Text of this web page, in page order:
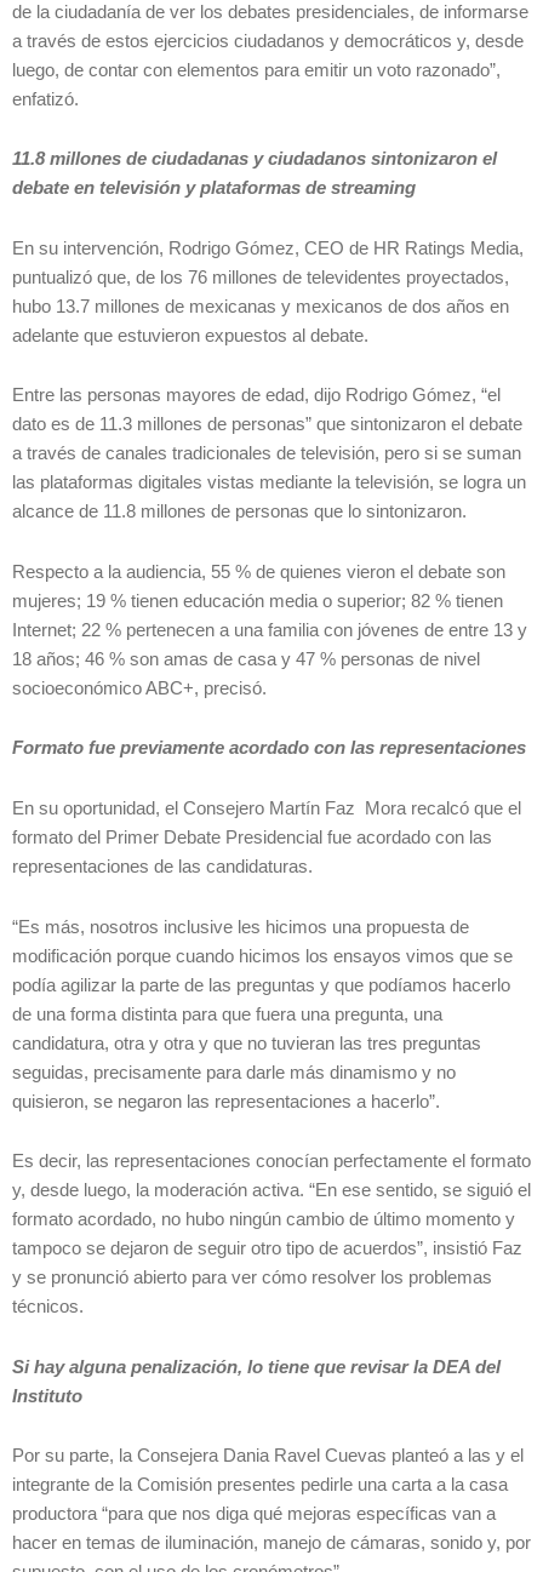
de la ciudadanía de ver los debates presidenciales, de informarse
a través de estos ejercicios ciudadanos y democráticos y, desde
luego, de contar con elementos para emitir un voto razonado”,
enfatizó.
11.8 millones de ciudadanas y ciudadanos sintonizaron el
debate en televisión y plataformas de streaming
En su intervención, Rodrigo Gómez, CEO de HR Ratings Media,
puntualizó que, de los 76 millones de televidentes proyectados,
hubo 13.7 millones de mexicanas y mexicanos de dos años en
adelante que estuvieron expuestos al debate.
Entre las personas mayores de edad, dijo Rodrigo Gómez, “el
dato es de 11.3 millones de personas” que sintonizaron el debate
a través de canales tradicionales de televisión, pero si se suman
las plataformas digitales vistas mediante la televisión, se logra un
alcance de 11.8 millones de personas que lo sintonizaron.
Respecto a la audiencia, 55 % de quienes vieron el debate son
mujeres; 19 % tienen educación media o superior; 82 % tienen
Internet; 22 % pertenecen a una familia con jóvenes de entre 13 y
18 años; 46 % son amas de casa y 47 % personas de nivel
socioeconómico ABC+, precisó.
Formato fue previamente acordado con las representaciones
En su oportunidad, el Consejero Martín Faz Mora recalcó que el
formato del Primer Debate Presidencial fue acordado con las
representaciones de las candidaturas.
“Es más, nosotros inclusive les hicimos una propuesta de
modificación porque cuando hicimos los ensayos vimos que se
podía agilizar la parte de las preguntas y que podíamos hacerlo
de una forma distinta para que fuera una pregunta, una
candidatura, otra y otra y que no tuvieran las tres preguntas
seguidas, precisamente para darle más dinamismo y no
quisieron, se negaron las representaciones a hacerlo”.
Es decir, las representaciones conocían perfectamente el formato
y, desde luego, la moderación activa. “En ese sentido, se siguió el
formato acordado, no hubo ningún cambio de último momento y
tampoco se dejaron de seguir otro tipo de acuerdos”, insistió Faz
y se pronunció abierto para ver cómo resolver los problemas
técnicos.
Si hay alguna penalización, lo tiene que revisar la DEA del
Instituto
Por su parte, la Consejera Dania Ravel Cuevas planteó a las y el
integrante de la Comisión presentes pedirle una carta a la casa
productora “para que nos diga qué mejoras específicas van a
hacer en temas de iluminación, manejo de cámaras, sonido y, por